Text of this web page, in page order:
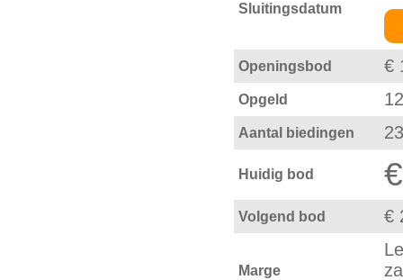
Sluitingsdatum
Openingsbod €
Opgeld
Aantal biedingen 23
Huidig bod
Volgend bod €
Marge